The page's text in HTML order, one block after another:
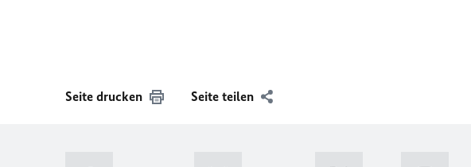
Seite drucken Seite teilen